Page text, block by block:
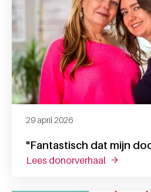
"Fantastisch dat mijn
29 april 2026
lees donorverhaal over